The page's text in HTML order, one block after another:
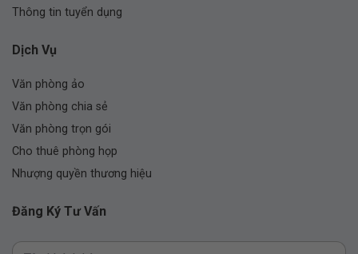
Thông tin tuyển dụng
Dịch Vụ
Văn phòng ảo
Văn phòng chia sẻ
Văn phòng trọn gói
Cho thuê phòng họp
Nhượng quyền thương hiệu
Đăng Ký Tư Vấn